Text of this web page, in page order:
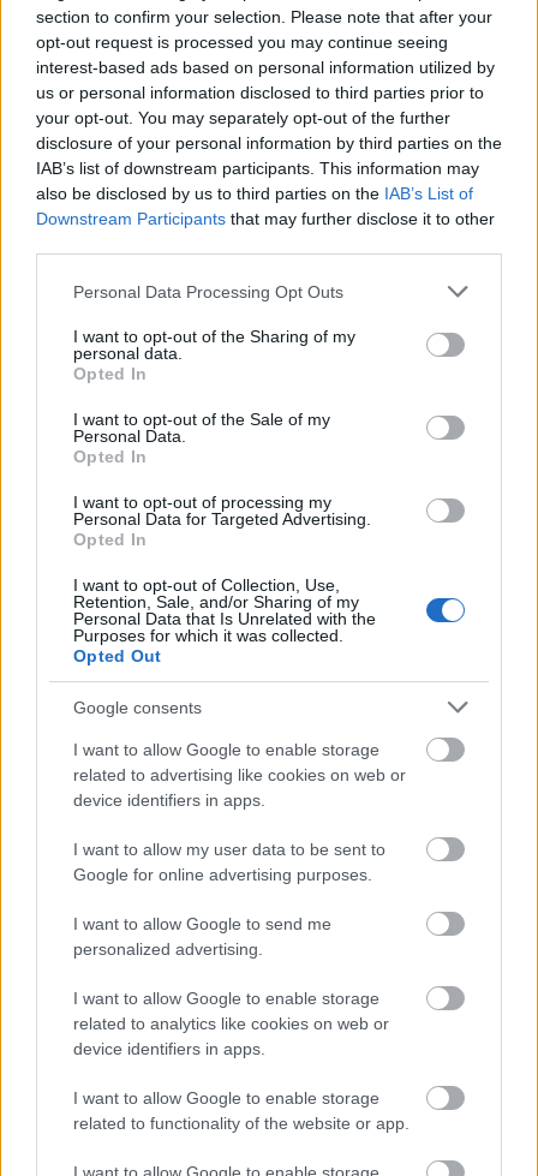
section to confirm your selection. Please note that after your
opt-out request is processed you may continue seeing
interest-based ads based on personal information utilized by
us or personal information disclosed to third parties prior to
your opt-out. You may separately opt-out of the further
disclosure of your personal information by third parties on the
IAB’s list of downstream participants. This information may
also be disclosed by us to third parties on the IAB’s List of
Downstream Participants that may further disclose it to other
Please note that this website/app uses one or more Google
not limited to your visit or usage behaviour. You may click to
grant or deny consent to Google and its third-party tags to
use your data for below specified purposes in below Google
consent section.
Personal Data Processing Opt Outs
I want to opt-out of the Sharing of my
personal data.
Opted In
I want to opt-out of the Sale of my
Personal Data.
Opted In
I want to opt-out of processing my
Personal Data for Targeted Advertising.
Opted In
I want to opt-out of Collection, Use,
Retention, Sale, and/or Sharing of my
Personal Data that Is Unrelated with the
Purposes for which it was collected.
Opted Out
Google consents
I want to allow Google to enable storage
related to advertising like cookies on web or
device identifiers in apps.
I want to allow my user data to be sent to
Google for online advertising purposes.
I want to allow Google to send me
personalized advertising.
I want to allow Google to enable storage
related to analytics like cookies on web or
device identifiers in apps.
I want to allow Google to enable storage
related to functionality of the website or app.
nem csak névleges, a nyelvért a legkitartóbban
harcolók között szinte hitvallóvá vált. Férje, a
közepes tehetségű Déry István számára azonban
nem a nemzet szolgálata volt az elsőrendű feladat.
Arra akarta rávenni a feleségét, hogy vonuljanak el
Vida János vidéki birtokára tiszttartónak.
Déryné ellenállt, s különvált férjétől. 1815-ben
került Miskolcra kocsiszíni előadásokra , s
énekbetéteivel négy évig tartotta társulatában
soraiból felkiabáltak a színpadra: Déryné énekeljen,
s akkor ő, megszakítva a prózai előadást , dalra
fakadt. Miskolc után Pozsony következett, majd
diadalok sorozata Sopronban, Szombathelyen,
Kőszegen, Győrben, Zalaegerszegen, Egerben. Szinte
nem volt olyan helye az országnak, ahol fel ne lépett
volna, s ahol megjelent, lázba hozta még a
keltve a magyar nyelv iránt.
fizikuma ellenére hogyan bírta a gyakori
utazásokkal járó nem csekély fáradalmakat.
Egészségével azonban nem volt semmi gond, hangja
meg csak fényesedett, erősödött. 1823-ban
Kolozsvárra került, ahol megszervezte az
operatársulatot, és sikerre vitte a magyar nyelvű
operaéneklést. A Sevillai borbély előadásán
valósággal tombolt a közönség. Ezután, ha a színház
pénzügyi gondokkal küszködött, csak Rossini
vígoperáját kellett műsorra tűzni, és a kiapadt
kasszába dőlt a pénz.
Kolozsvár után Kassa következett, 1837-ben pedig a
Pesti Magyar Színházhoz szerződött. A társulatban ő
kapta a legmagasabb gázsit, - úgy érezte, nem
érdemtelenül. A pusmogás azonban megindult: az
intrikusok szerint Dérynét túlbecsülik, nem
kőszínházba való, igazi területe a kóborlás.
színpadon, megalázó helyzetek egész sorát kellett
elviselnie, a közönség pedig szó nélkül tűrte, hogy